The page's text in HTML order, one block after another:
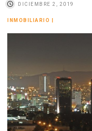
DICIEMBRE 2, 2019
INMOBILIARIO